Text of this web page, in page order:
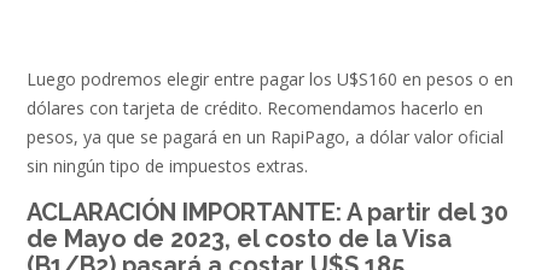
Luego podremos elegir entre pagar los U$S160 en pesos o en
dólares con tarjeta de crédito. Recomendamos hacerlo en
pesos, ya que se pagará en un RapiPago, a dólar valor oficial
sin ningún tipo de impuestos extras.
ACLARACIÓN IMPORTANTE: A partir del 30
de Mayo de 2023, el costo de la Visa